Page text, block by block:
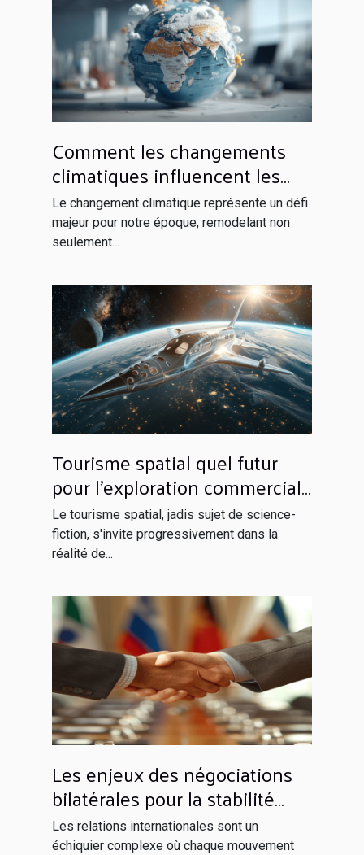
Comment les changements
climatiques influencent les
politiques économiques
globales
Le changement climatique représente un défi
majeur pour notre époque, remodelant non
seulement...
Tourisme spatial quel futur
pour l'exploration commerciale
de l'espace
Le tourisme spatial, jadis sujet de science-
fiction, s'invite progressivement dans la
réalité de...
Les enjeux des négociations
bilatérales pour la stabilité
régionale
Les relations internationales sont un
échiquier complexe où chaque mouvement